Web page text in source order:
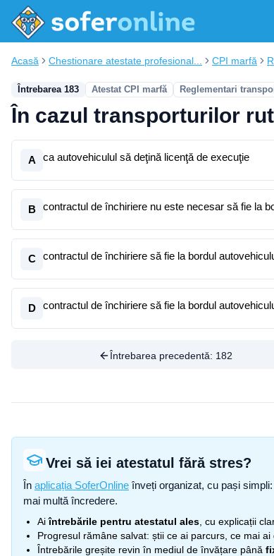
Acasă Chestionare atestate profesional... CPI marfă
Întrebarea 183 Atestat CPI marfă Reglementari
În cazul transporturilor
A ca autovehiculul să deţină licenţă de execuţie
B contractul de închiriere nu este necesar să fie la
C contractul de închiriere să fie la bordul
D contractul de închiriere să fie la bordul
Întrebarea precedentă: 182
Vrei să iei atestatul fără stres?
În aplicația SoferOnline înveți organizat, cu pași
mai multă încredere.
Aiîntrebările pentru atestatul ales , cu explicații
Progresul rămâne salvat: știi ce ai parcurs, ce mai
Întrebările greșite revin în mediul de învățare până